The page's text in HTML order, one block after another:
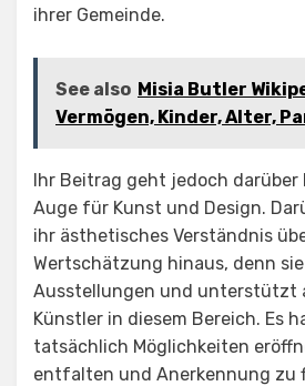
ihrer Gemeinde.
See also Misia Butler
Vermögen, Kinder, Alter,
Ihr Beitrag geht jedoch darüber
Auge für Kunst und Design.
ihr ästhetisches Verständnis
Wertschätzung hinaus, denn
Ausstellungen und unterstützt
Künstler in diesem Bereich. Es
tatsächlich Möglichkeiten
entfalten und Anerkennung zu